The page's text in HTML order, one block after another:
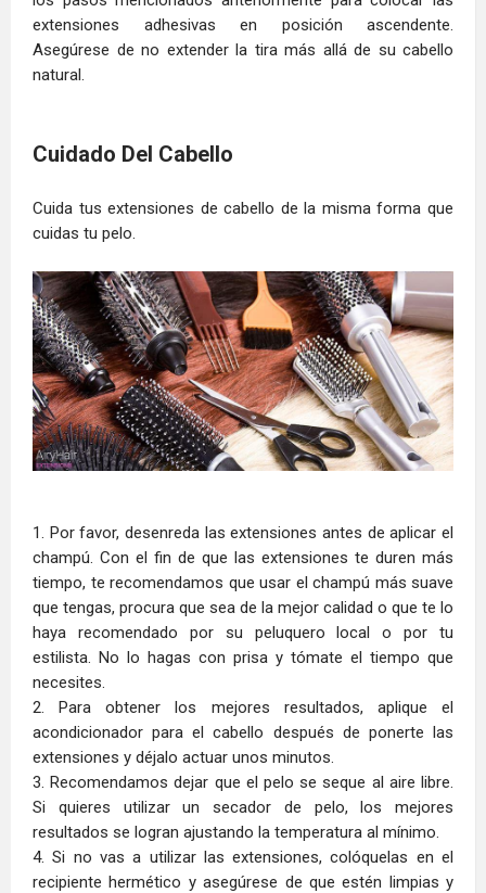
extensiones adhesivas en posición ascendente.
Asegúrese de no extender la tira más allá de su cabello
natural.
Cuidado Del Cabello
Cuida tus extensiones de cabello de la misma forma que
cuidas tu pelo.
1. Por favor, desenreda las extensiones antes de aplicar el
champú. Con el fin de que las extensiones te duren más
tiempo, te recomendamos que usar el champú más suave
que tengas, procura que sea de la mejor calidad o que te lo
haya recomendado por su peluquero local o por tu
estilista. No lo hagas con prisa y tómate el tiempo que
necesites.
2. Para obtener los mejores resultados, aplique el
acondicionador para el cabello después de ponerte las
extensiones y déjalo actuar unos minutos.
3. Recomendamos dejar que el pelo se seque al aire libre.
Si quieres utilizar un secador de pelo, los mejores
resultados se logran ajustando la temperatura al mínimo.
4. Si no vas a utilizar las extensiones, colóquelas en el
recipiente hermético y asegúrese de que estén limpias y